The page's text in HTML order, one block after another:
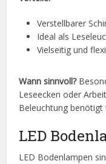
Verstellbarer
Ideal als
Vielseitig und
Wann sinnvoll?
Leseecken oder
Beleuchtung benötigt
LED
LED Bodenlampen